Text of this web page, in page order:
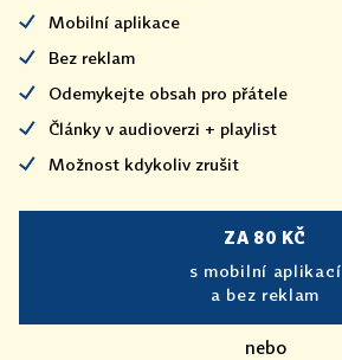
Mobilní aplikace
Bez reklam
Odemykejte obsah pro přátele
Články v audioverzi + playlist
Možnost kdykoliv zrušit
ZA 80 KČ
s mobilní aplikací
a bez reklam
nebo